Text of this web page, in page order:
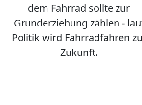
dem Fahrrad sollte zur
Grunderziehung zählen -
Politik wird Fahrradfahren
Zukunft.